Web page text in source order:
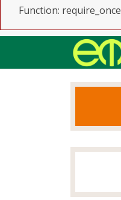
Function: require_once